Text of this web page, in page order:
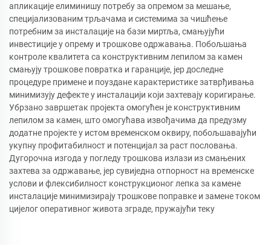
апликације елиминишу потребу за опремом за мешање,
специјализованим трљачама и системима за чишћење
потребним за инсталације на бази миртља, смањујући
инвестиције у опрему и трошкове одржавања. Побољшања
контроле квалитета са конструктивним лепилом за камен
смањују трошкове повратка и гаранције, јер доследне
процедуре примене и поуздане карактеристике затврђивања
минимизују дефекте у инсталацији који захтевају коригирање.
Убрзано завршетак пројекта омогућен је конструктивним
лепилом за камен, што омогућава извођачима да предузму
додатне пројекте у истом временском оквиру, побољшавајући
укупну профитабилност и потенцијал за раст пословања.
Дугорочна изгода у погледу трошкова излази из смањених
захтева за одржавање, јер сувиједна отпорност на временске
услови и флексибилност конструкционог лепка за камене
инсталације минимизирају трошкове поправке и замене током
цијелог оперативног живота зграде, пружајући теку